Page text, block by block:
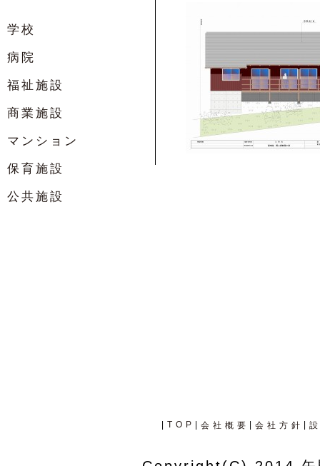
学校
病院
福祉施設
商業施設
マンション
保育施設
公共施設
|TOP |会社概要 |会社方針 |